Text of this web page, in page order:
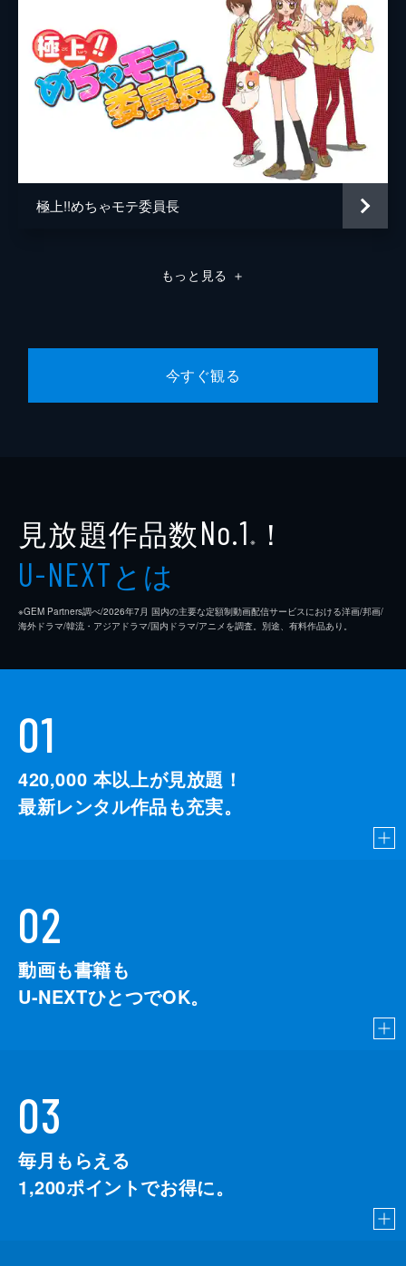
極上!!めちゃモテ委員長
もっと見る ＋
今すぐ観る
見放題作品数No.1 ※ ！
U-NEXTとは
※GEM Partners調べ/2026年7⽉ 国内の主要な定額制動画配信サービスにおける洋画/邦画/
海外ドラマ/韓流・アジアドラマ/国内ドラマ/アニメを調査。別途、有料作品あり。
01
420,000 本以上が見放題！
最新レンタル作品も充実。
02
動画も書籍も
U-NEXTひとつでOK。
03
毎月もらえる
1,200ポイントでお得に。